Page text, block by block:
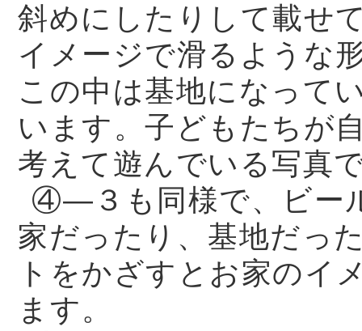
斜めにしたりして載せ
イメージで滑るような
この中は基地になって
います。子どもたちが
考えて遊んでいる写真
④—３も同様で、ビー
家だったり、基地だっ
トをかざすとお家のイ
ます。